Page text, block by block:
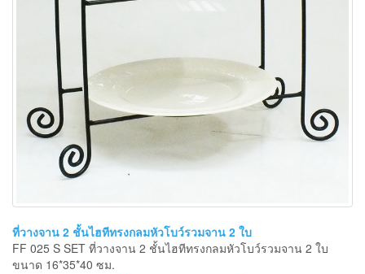
ที่วางจาน 2 ชั้นไฮทีทรงกลมหัวโบว์รวมจาน 2 ใบ
FF 025 S SET ที่วางจาน 2 ชั้นไฮทีทรงกลมหัวโบว์รวมจาน 2 ใบ
ขนาด 16*35*40 ซม.